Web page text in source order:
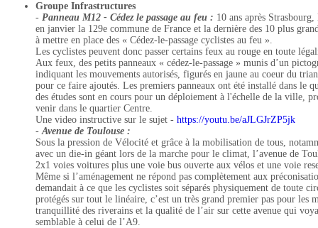
Groupe Infrastructures
- Panneau M12 - Cédez le passage au feu : 10 ans après
en janvier la 129e commune de France et la dernière des 10 plus
à mettre en place des « Cédez-le-passage cyclistes au feu ».
Les cyclistes peuvent donc passer certains feux au rouge en toute
Aux feux, des petits panneaux « cédez-le-passage » munis d’un
indiquant les mouvements autorisés, figurés en jaune au coeur du
pour ce faire ajoutés. Les premiers panneaux ont été installé dans le
des études sont en cours pour un déploiement à l'échelle de la ville,
venir dans le quartier Centre.
Une video instructive sur le sujet - https://youtu.be/aJLGJrZP5jk
-Avenue de Toulouse :
Sous la pression de Vélocité et grâce à la mobilisation de tous,
avec un die-in géant lors de la marche pour le climat, l’avenue de
2x1 voies voitures plus une voie bus ouverte aux vélos et une voie
Même si l’aménagement ne répond pas complètement aux
demandait à ce que les cyclistes soit séparés physiquement de toute
protégés sur tout le linéaire, c’est un très grand premier pas pour les
tranquillité des riverains et la qualité de l’air sur cette avenue qui
semblable à celui de l’A9.